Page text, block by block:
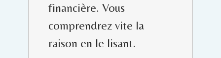
financière. Vous
comprendrez vite la
raison en le lisant.